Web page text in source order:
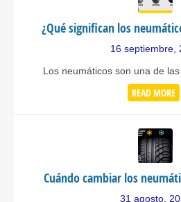
¿Qué significan los
16 septiembre,
Los neumáticos son una de
READ MORE
Cuándo cambiar los
31 agosto,